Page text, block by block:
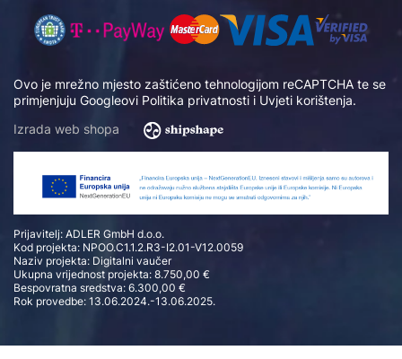
Ovo je mrežno mjesto zaštićeno tehnologijom reCAPTCHA te se
primjenjuju Googleovi Politika privatnosti i Uvjeti korištenja.
Izrada web shopa
Prijavitelj: ADLER GmbH d.o.o.
Kod projekta: NPOO.C1.1.2.R3-I2.01-V12.0059
Naziv projekta: Digitalni vaučer
Ukupna vrijednost projekta: 8.750,00 €
Bespovratna sredstva: 6.300,00 €
Rok provedbe: 13.06.2024.-13.06.2025.